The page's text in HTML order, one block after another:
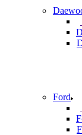
Ford